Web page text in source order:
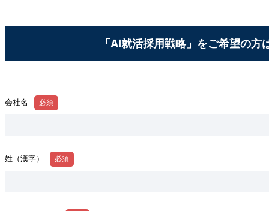
「 AI就活採用戦略 」をご希望の方
会社名
姓（漢字）